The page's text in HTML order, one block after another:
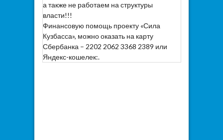
а также не работаем на структуры
власти!!!
Финансовую помощь проекту «Сила
Кузбасса», можно оказать на карту
Сбербанка – 2202 2062 3368 2389 или
Яндекс-кошелек:.